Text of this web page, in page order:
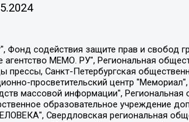
Викторовна, Петров Алексей Викторович, Пискунов Сергей Евгеньевич, Смирнов Сергей Сергеевич, Тихонов Михаил Сергеевич, Общество с ограниченной ответственностью "ЖУРНАЛИСТ-ИНОСТРАННЫЙ АГЕНТ", Арапова Галина Юрьевна, Вольтская Татьяна Анатольевна, Американская компания "Mason G.E.S. Anonymous Foundation" (США), являющаяся владельцем интернет-издания https://mnews.world/, Компания "Stichting Bellingcat", зарегистрированная в Нидерландах (дата регистрации 11.07.2018), Захаров Андрей Вячеславович, Клепиковская Екатерина Дмитриевна, Общество с ограниченной ответственностью "МЕМО", Перл Роман Александрович, Симонов Евгений Алексеевич, Соловьева Елена Анатольевна, Сотников Даниил Владимирович, Сурначева Елизавета Дмитриевна, Автономная некоммерческая организация по защите прав человека и информированию населения "Якутия – Наше Мнение", Общество с ограниченной ответственностью "Москоу диджитал медиа", с 26.01.2023 Общество с ограниченной ответственностью "Чайка Белые сады", Ветошкина Валерия Валерьевна, Заговора Максим Александрович, Межрегиональное общественное движение "Российская ЛГБТ - сеть", Оленичев Максим Владимирович, Павлов Иван Юрьевич, Скворцова Елена Сергеевна, Общество с ограниченной ответственностью "Как бы инагент", Кочетков Игорь Викторович, Общество с ограниченной ответственностью "Честные выборы", Еланчик Олег Александрович, Общество с ограниченной ответственностью "Нобелевский призыв", Гималова Регина Эмилевна, Григорьев Андрей Валерьевич, Григорьева Алина Александровна, Ассоциация по содействию защите прав призывников, альтернативнослужащих и военнослужащих "Правозащитная группа "Гражданин.Армия.Право", Хисамова Регина Фаритовна, Автономная некоммерческая организация по реализации социально-правовых программ "Лилит", Дальневосточное общественное движение "Маяк", Санкт-Петербургская ЛГБТ-инициативная группа "Выход", Инициативная группа ЛГБТ+ "Реверс", Алексеев Андрей Викторович, Бекбулатова Таисия Львовна, Беляев Иван Михайлович, Владыкина Елена Сергеевна, Гельман Марат Александрович, Никульшина Вероника Юрьевна, Толоконникова Надежда Андреевна, Шендерович Виктор Анатольевич, Общество с ограниченной ответственностью "Данное сообщение", Общество с ограниченной ответственностью Издательский дом "Новая глава", Айнбиндер Александра Александровна, Московский комьюнити-центр для ЛГБТ+инициатив, Благотворительный фонд развития филантропии, Deutsche Welle (Германия, Kurt-Schumacher-Strasse 3,